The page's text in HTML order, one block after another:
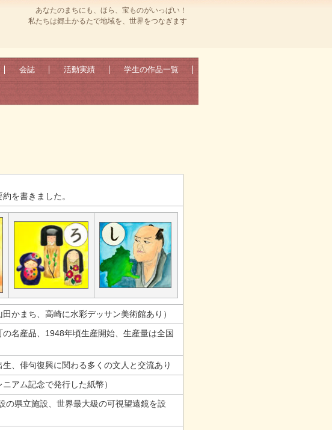
あなたのまちにも、ほら、宝ものがいっぱい！
私たちは郷土かるたで地域を、世界をつなぎます
会誌 活動実績 学生の作品一覧
を書きました。
かまち、高崎に水彩デッサン美術館あり）
名産品、1948年頃生産開始、生産量は全国
、俳句復興に関わる多くの文人と交流あり
アム記念で発行した紙幣）
県立施設、世界最大級の可視望遠鏡を設